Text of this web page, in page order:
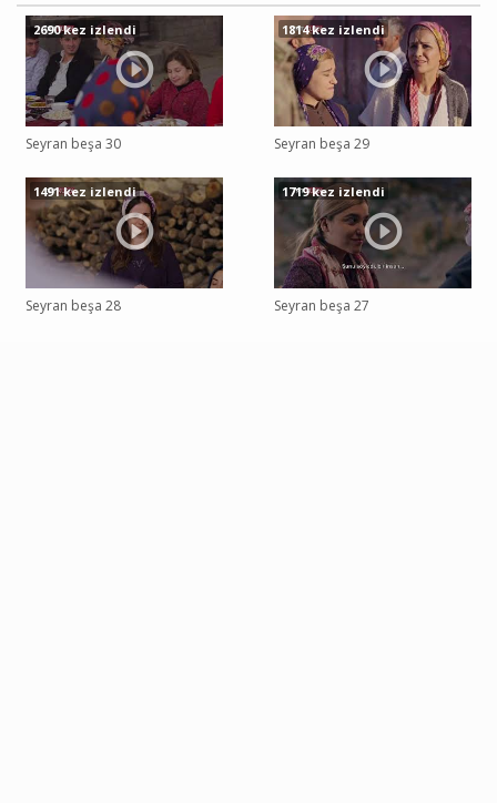
Seyran beşa 30
2690 kez izlendi
Seyran beşa 29
1814 kez izlendi
Seyran beşa 28
1491 kez izlendi
Seyran beşa 27
1719 kez izlendi